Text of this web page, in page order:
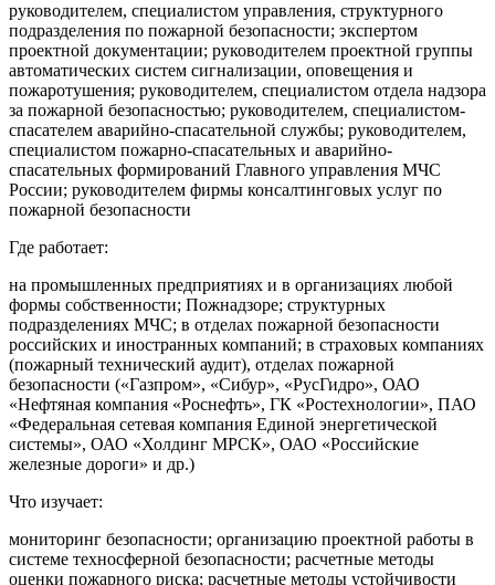
руководителем, специалистом управления, структурного
подразделения по пожарной безопасности; экспертом
проектной документации; руководителем проектной группы
автоматических систем сигнализации, оповещения и
пожаротушения; руководителем, специалистом отдела надзора
за пожарной безопасностью; руководителем, специалистом-
спасателем аварийно-спасательной службы; руководителем,
специалистом пожарно-спасательных и аварийно-
спасательных формирований Главного управления МЧС
России; руководителем фирмы консалтинговых услуг по
пожарной безопасности
Где работает:
на промышленных предприятиях и в организациях любой
формы собственности; Пожнадзоре; структурных
подразделениях МЧС; в отделах пожарной безопасности
российских и иностранных компаний; в страховых компаниях
(пожарный технический аудит), отделах пожарной
безопасности («Газпром», «Сибур», «РусГидро», ОАО
«Нефтяная компания «Роснефть», ГК «Ростехнологии», ПАО
«Федеральная сетевая компания Единой энергетической
системы», ОАО «Холдинг МРСК», ОАО «Российские
железные дороги» и др.)
Что изучает:
мониторинг безопасности; организацию проектной работы в
системе техносферной безопасности; расчетные методы
оценки пожарного риска; расчетные методы устойчивости